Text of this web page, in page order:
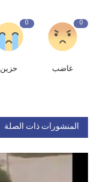
0
غاضب
0
حزين
المنشورات ذات الصلة